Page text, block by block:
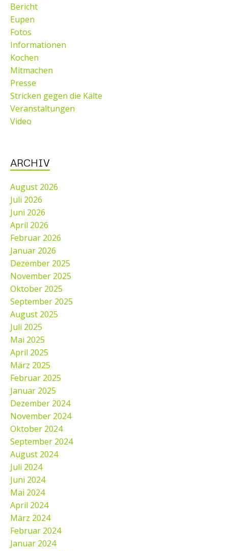
Bericht
Eupen
Fotos
Informationen
Kochen
Mitmachen
Presse
Stricken gegen die Kälte
Veranstaltungen
Video
ARCHIV
August 2026
Juli 2026
Juni 2026
April 2026
Februar 2026
Januar 2026
Dezember 2025
November 2025
Oktober 2025
September 2025
August 2025
Juli 2025
Mai 2025
April 2025
März 2025
Februar 2025
Januar 2025
Dezember 2024
November 2024
Oktober 2024
September 2024
August 2024
Juli 2024
Juni 2024
Mai 2024
April 2024
März 2024
Februar 2024
Januar 2024